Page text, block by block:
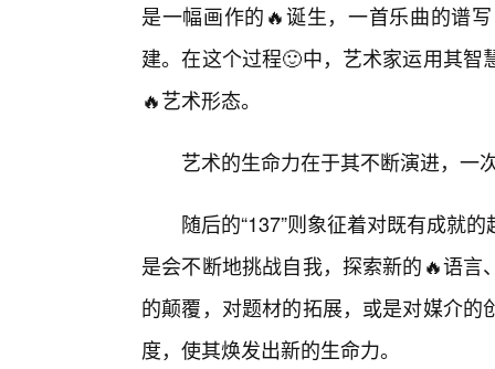
是一幅画作的🔥诞生，一首乐曲的谱
建。在这个过程🙂中，艺术家运用其
🔥艺术形态。
艺术的生命力在于其不断演进，一
随后的“137”则象征着对既有成就
是会不断地挑战自我，探索新的🔥语
的颠覆，对题材的拓展，或是对媒介
度，使其焕发出新的生命力。